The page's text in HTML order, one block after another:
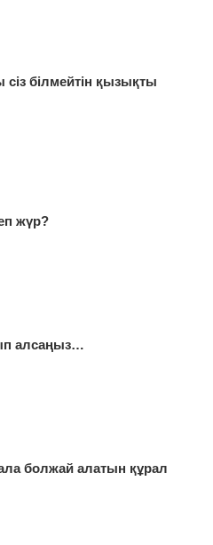
білмейтін қызықты
жүр?
алсаңыз…
болжай алатын құрал